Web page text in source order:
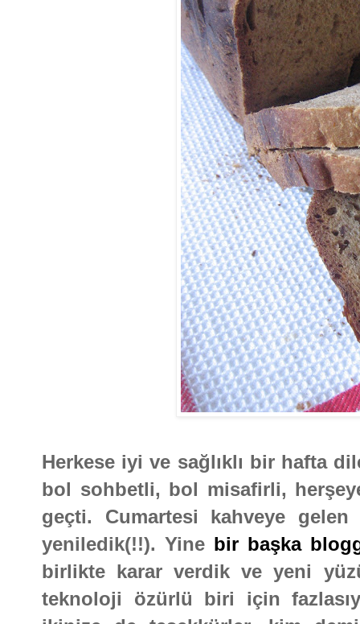
Herkese iyi ve sağlıklı bir hafta
bol sohbetli, bol misafirli,
geçti. Cumartesi kahveye
yeniledik(!!). Yine bir başka
birlikte karar verdik ve yeni
teknoloji özürlü biri için